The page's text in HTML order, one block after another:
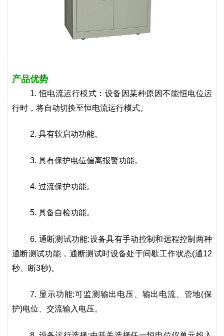
产品优势
1. 恒电流运行模式：设备因某种原因不能恒电位运
行时，将自动切换至恒电流运行模式。
2. 具有软启动功能。
3. 具有保护电位偏离报警功能。
4. 过流保护功能。
5. 具备自检功能。
6. 通断测试功能:设备具有手动控制和远程控制两种
通断测试功能，通断测试时设备处于间歇工作状态(通12
秒、断3秒)。
7. 显示功能:可监测输出电压、输出电流、管地(保
护)电位、交流输入电压。